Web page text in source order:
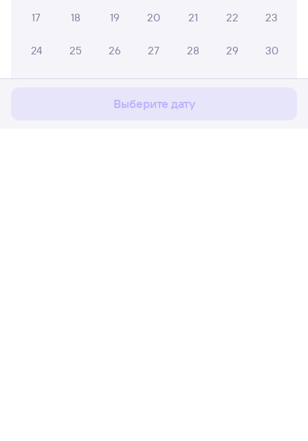
Мы используем cookies для более удобной работы
17 18 19 20 21 22 23
24 25 26 27 28 29 30
Выберите дату